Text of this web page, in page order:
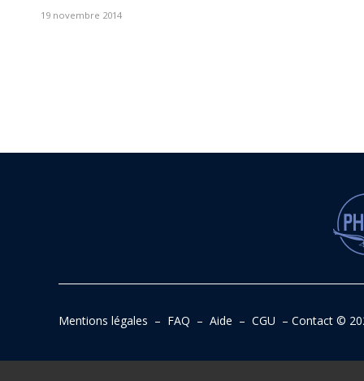
19 novembre 2014
Mentions légales – FAQ – Aide – CGU – Contact©